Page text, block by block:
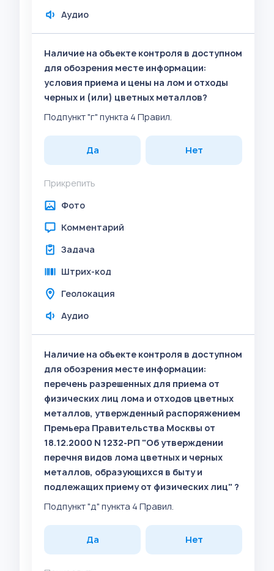
Аудио
Наличие на объекте контроля в доступном
для обозрения месте информации:
условия приема и цены на лом и отходы
черных и (или) цветных металлов?
Подпункт "г" пункта 4 Правил.
Да Нет
Прикрепить
Фото
Комментарий
Задача
Штрих-код
Геолокация
Аудио
Наличие на объекте контроля в доступном
для обозрения месте информации:
перечень разрешенных для приема от
физических лиц лома и отходов цветных
металлов, утвержденный распоряжением
Премьера Правительства Москвы от
18.12.2000 N 1232-РП "Об утверждении
перечня видов лома цветных и черных
металлов, образующихся в быту и
подлежащих приему от физических лиц" ?
Подпункт "д" пункта 4 Правил.
Да Нет